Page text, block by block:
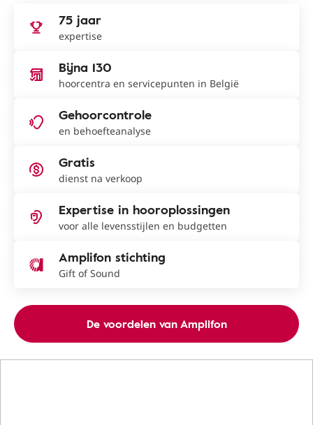
75 jaar
expertise
Bijna 130
hoorcentra en servicepunten in België
Gehoorcontrole
en behoefteanalyse
Gratis
dienst na verkoop
Expertise in hooroplossingen
voor alle levensstijlen en budgetten
Amplifon stichting
Gift of Sound
De voordelen van Amplifon